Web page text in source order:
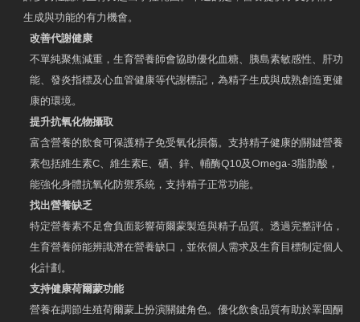
生成與功能的有力機會。
改善代謝健康
不單純聚焦減重，生育營養師會協助優化血糖、胰島素敏感性、肝功
能、發炎指標及心血管健康等代謝標記，為精子生成與成熟創造更健
康的環境。
提升抗氧化物攝取
富含營養的飲食可保護精子免受氧化損傷。支持精子健康的關鍵營養
素包括維生素C、維生素E、硒、鋅、輔酶Q10及Omega-3脂肪酸，
能強化身體抗氧化防禦系統，支持精子正常功能。
找出營養缺乏
特定營養素不足會負面影響荷爾蒙製造與精子品質。透過完整評估，
生育營養師能辨識潛在營養缺口，並依個人需求及生育目標制定個人
化計劃。
支持健康荷爾蒙功能
營養在調節生殖荷爾蒙上扮演關鍵角色。優化飲食品質有助於睪固酮